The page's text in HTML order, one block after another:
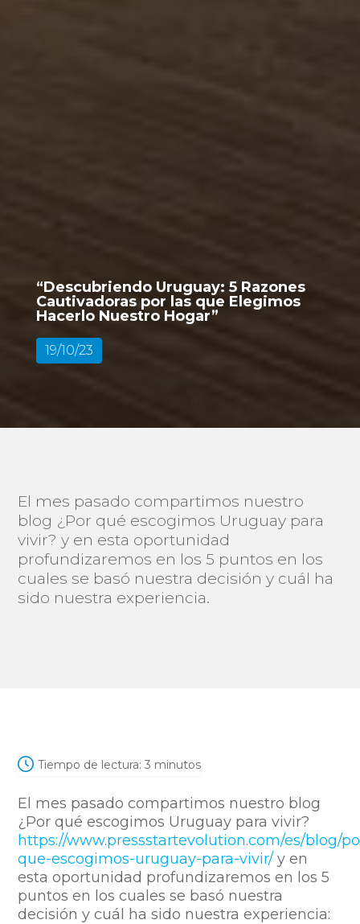
“Descubriendo Uruguay: 5 Razones
Cautivadoras por las que Elegimos
Hacerlo Nuestro Hogar”
19/10/23
El mes pasado compartimos nuestro
blog ¿Por qué escogimos Uruguay para
vivir? y en esta oportunidad
profundizaremos en los 5 puntos en los
cuales se basó nuestra decisión y cuál ha
sido nuestra experiencia.
Tiempo de lectura: 3 minutos
El mes pasado compartimos nuestro blog
¿Por qué escogimos Uruguay para vivir?
https://www.pressstartevolution.com/es/blog/
que-escogimos-uruguay-para-vivir/y en
esta oportunidad profundizaremos en los 5
puntos en los cuales se basó nuestra
decisión y cuál ha sido nuestra experiencia: